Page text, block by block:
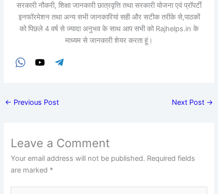
सरकारी नौकरी, शिक्षा जानकारी छात्रवृत्ति तथा सरकारी योजना एवं प्रॉपर्टी
इनफॉरमेशन तथा अन्य सभी जानकारियां सही और सटीक तरीके से,पाठकों
को पिछले 4 वर्ष से ज्यादा अनुभव के साथ आप सभी को Rajhelps.in के
माध्यम से जानकारी शेयर करता हूं।
← Previous Post Next Post →
Leave a Comment
Your email address will not be published. Required fields
are marked *